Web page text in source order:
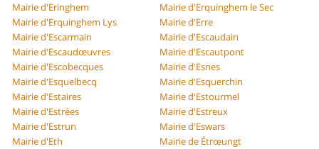
Mairie d'Eringhem
Mairie d'Erquinghem le Sec
Mairie d'Erquinghem Lys
Mairie d'Erre
Mairie d'Escarmain
Mairie d'Escaudain
Mairie d'Escaudœuvres
Mairie d'Escautpont
Mairie d'Escobecques
Mairie d'Esnes
Mairie d'Esquelbecq
Mairie d'Esquerchin
Mairie d'Estaires
Mairie d'Estourmel
Mairie d'Estrées
Mairie d'Estreux
Mairie d'Estrun
Mairie d'Eswars
Mairie d'Eth
Mairie de Étrœungt